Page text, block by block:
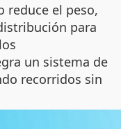
reduce el peso,
para
un sistema de
recorridos sin